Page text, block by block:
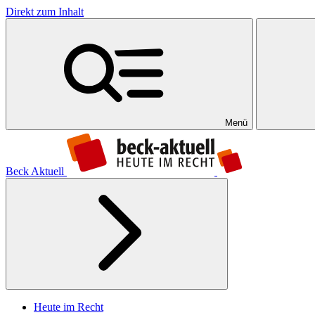
Direkt zum Inhalt
Menü
Beck Aktuell
Heute im Recht